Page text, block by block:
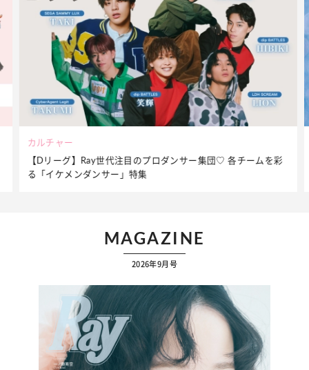
集団♡ 各チームを彩
夏だからこそ“水分”が大切！くずれないメイ
ケア】アイテム3選
MAGAZINE
2026年9月号